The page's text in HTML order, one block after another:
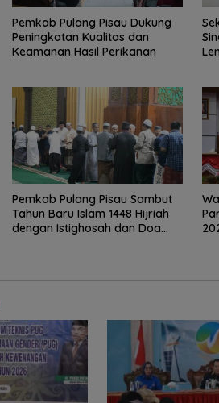
Pemkab Pulang Pisau Dukung
Peningkatan Kualitas dan
Keamanan Hasil Perikanan
Pemkab Pulang Pisau Sambut
Tahun Baru Islam 1448 Hijriah
dengan Istighosah dan Doa